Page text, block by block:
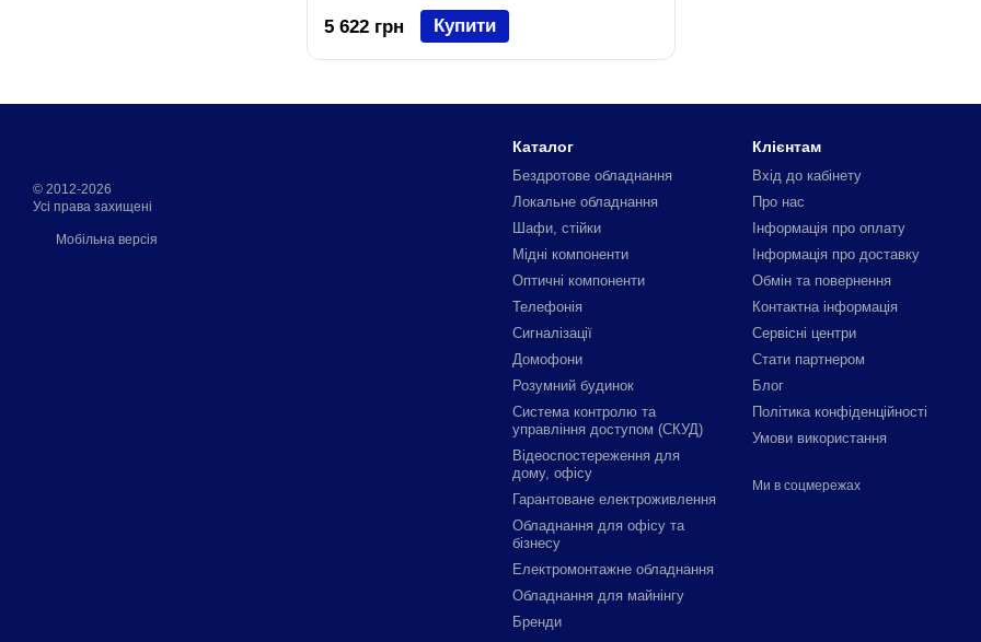
5 622 грн Купити
© 2012-2026
Усі права захищені
Мобільна версія
Каталог
Бездротове обладнання
Локальне обладнання
Шафи, стійки
Мідні компоненти
Оптичні компоненти
Телефонія
Сигналізації
Домофони
Розумний будинок
Система контролю та
управління доступом (СКУД)
Відеоспостереження для
дому, офісу
Гарантоване електроживлення
Обладнання для офісу та
бізнесу
Електромонтажне обладнання
Обладнання для майнінгу
Бренди
Клієнтам
Вхід до кабінету
Про нас
Інформація про оплату
Інформація про доставку
Обмін та повернення
Контактна інформація
Сервісні центри
Стати партнером
Блог
Політика конфіденційності
Умови використання
Ми в соцмережах